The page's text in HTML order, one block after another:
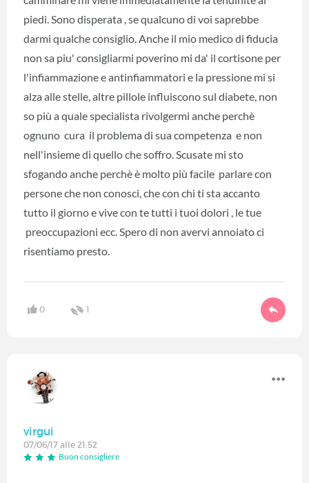
piedi. Sono disperata , se qualcuno di voi saprebbe
darmi qualche consiglio. Anche il mio medico di fiducia
non sa piu' consigliarmi poverino mi da' il cortisone per
l'infiammazione e antinfiammatori e la pressione mi si
alza alle stelle, altre pillole influiscono sul diabete, non
so più a quale specialista rivolgermi anche perchè
ognuno cura il problema di sua competenza e non
nell'insieme di quello che soffro. Scusate mi sto
sfogando anche perchè è molto più facile parlare con
persone che non conosci, che con chi ti sta accanto
tutto il giorno e vive con te tutti i tuoi dolori , le tue
preoccupazioni ecc. Spero di non avervi annoiato ci
risentiamo presto.
0 1
virgui
07/06/17 alle 21:52
Buon consigliere